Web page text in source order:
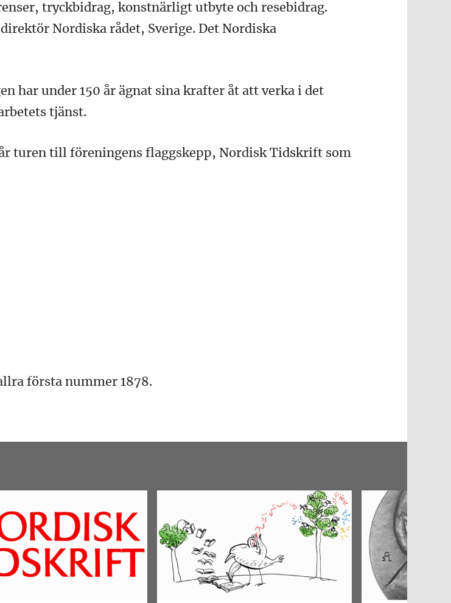
tryckbidrag, konstnärligt utbyte och resebidrag.
Nordiska rådet, Sverige. Det Nordiska
har under 150 år ägnat sina krafter åt att verka i det
tjänst.
turen till föreningens flaggskepp, Nordisk Tidskrift som
första nummer 1878.